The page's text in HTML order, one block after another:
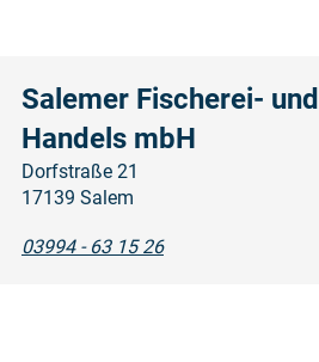
Salemer Fischerei- und
Handels mbH
Dorfstraße 21
17139 Salem
03994 - 63 15 26